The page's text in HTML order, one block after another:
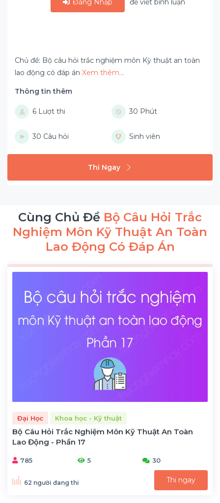
Đăng Nhập để viết bình luận
Chủ đề: Bộ câu hỏi trắc nghiệm môn Kỹ thuật an toàn
lao động có đáp án Xem thêm...
Thông tin thêm
6 Lượt thi 30 Phút
30 Câu hỏi Sinh viên
Thi Ngay
Cùng Chủ Đề Bộ Câu Hỏi Trắc
Nghiệm Môn Kỹ Thuật An Toàn
Lao Động Có Đáp Án
Đại Học Khoa học - Kỹ thuật
Bộ Câu Hỏi Trắc Nghiệm Môn Kỹ Thuật An Toàn
Lao Động - Phần 17
785 5 30
62 người đang thi Thi ngay